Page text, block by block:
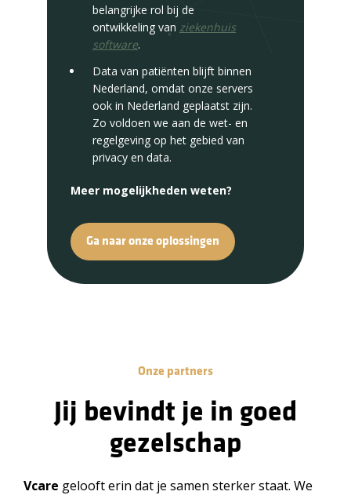
belangrijke rol bij de
ontwikkeling van ziekenhuis
software.
Data van patiënten blijft binnen
Nederland, omdat onze servers
ook in Nederland geplaatst zijn.
Zo voldoen we aan de wet- en
regelgeving op het gebied van
privacy en data.
Meer mogelijkheden weten?
Ga naar onze oplossingen
Onze partners
Jij bevindt je in goed
gezelschap
Vcare gelooft erin dat je samen sterker staat. We